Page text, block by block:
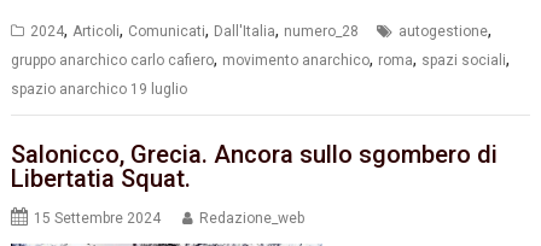
2024, Articoli, Comunicati, Dall'Italia, numero_28 autogestione,
gruppo anarchico carlo cafiero, movimento anarchico, roma, spazi sociali,
spazio anarchico 19 luglio
Salonicco, Grecia. Ancora sullo sgombero di
Libertatia Squat.
15 Settembre 2024 Redazione_web